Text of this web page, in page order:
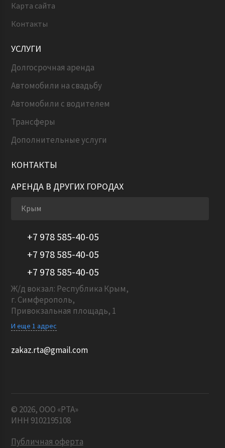
Карта сайта
Контакты
УСЛУГИ
Долгосрочная аренда
Автомобили на свадьбу
Автомобили с водителем
Трансферы
Дополнительные услуги
КОНТАКТЫ
АРЕНДА В ДРУГИХ ГОРОДАХ
Крым
+7 978 585-40-05
+7 978 585-40-05
+7 978 585-40-05
Ж/д вокзал: Республика Крым,
г. Симферополь,
Привокзальная площадь, 1
И еще 1 адрес
zakaz.rta@gmail.com
© 2026, ООО «РТА»
ИНН 9102195108
Публичная оферта